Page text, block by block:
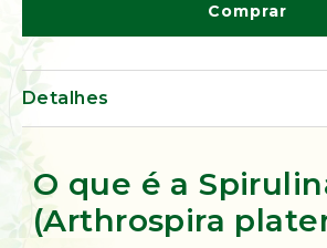
Comprar
Detalhes
O que é a
(Arthrospira